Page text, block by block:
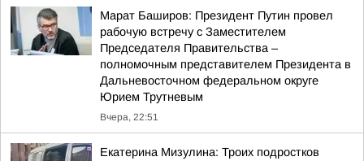
Марат Баширов: Президент Путин провел
рабочую встречу с Заместителем
Председателя Правительства –
полномочным представителем Президента в
Дальневосточном федеральном округе
Юрием Трутневым
Вчера, 22:51
Екатерина Мизулина: Троих подростков